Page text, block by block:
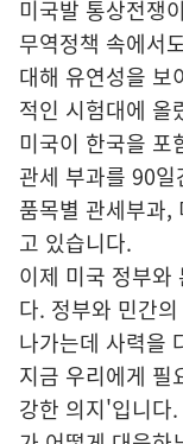
미국발 통상전쟁
무역정책 속에서
대해 유연성을 보
적인 시험대에 올
미국이 한국을 포
관세 부과를 90
품목별 관세부과,
고 있습니다.
이제 미국 정부와
다. 정부와 민간
나가는데 사력을
지금 우리에게 필
강한 의지'입니다